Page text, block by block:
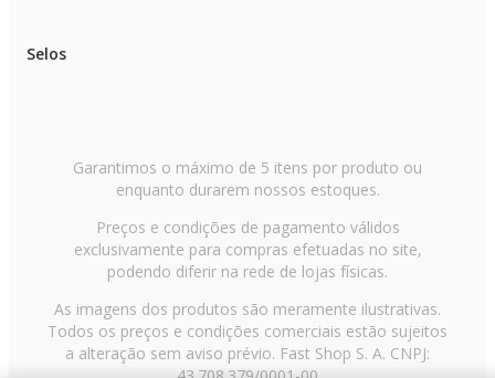
Selos
Garantimos o máximo de 5 itens por produto ou
enquanto durarem nossos estoques.
Preços e condições de pagamento válidos
exclusivamente para compras efetuadas no site,
podendo diferir na rede de lojas físicas.
As imagens dos produtos são meramente ilustrativas.
Todos os preços e condições comerciais estão sujeitos
a alteração sem aviso prévio. Fast Shop S. A. CNPJ: